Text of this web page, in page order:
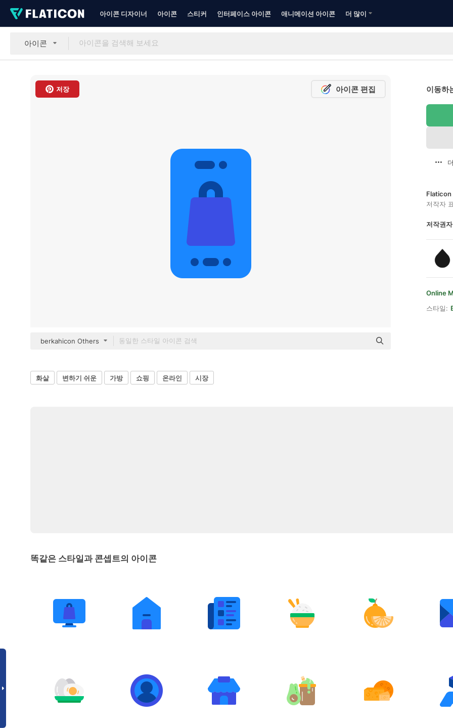
아이콘 디자이너 아이콘 스티커 인터페이스 아이콘 애니메이션 아이콘 더 많이
아이콘
저장 아이콘 편집
berkahicon Others
이동하
Flaticon
저작자
저작권
Online
스타일:
화살 변하기 쉬운 가방 쇼핑 온라인 시장
똑같은 스타일과 콘셉트의 아이콘